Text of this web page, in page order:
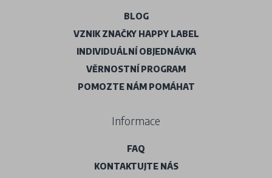
BLOG
VZNIK ZNAČKY HAPPY LABEL
INDIVIDUÁLNÍ OBJEDNÁVKA
VĚRNOSTNÍ PROGRAM
POMOZTE NÁM POMÁHAT
Informace
FAQ
KONTAKTUJTE NÁS